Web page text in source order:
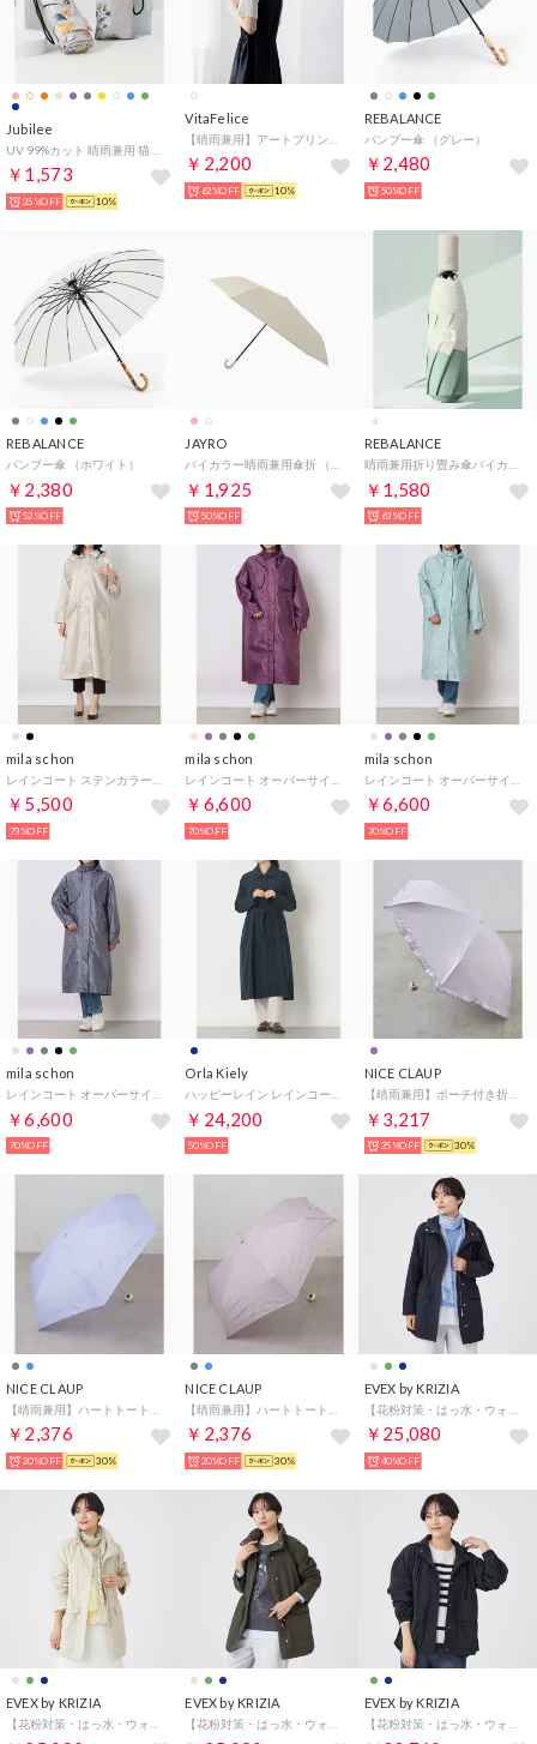
Jubilee
￥1,573
35%OFF 10%
VitaFelice
￥2,200
62%OFF 10%
REBALANCE
バンブー傘 （グレー）
￥2,480
50%OFF
REBALANCE
バンブー傘 （ホワイト）
￥2,380
52%OFF
JAYRO
￥1,925
50%OFF
REBALANCE
￥1,580
63%OFF
mila schon
￥5,500
73%OFF
mila schon
￥6,600
70%OFF
mila schon
￥6,600
70%OFF
mila schon
￥6,600
70%OFF
Orla Kiely
￥24,200
50%OFF
NICE CLAUP
【晴雨兼用】ポーチ付き折りたたみ傘 （PP）
￥3,217
25%OFF 30%
NICE CLAUP
￥2,376
20%OFF 30%
NICE CLAUP
￥2,376
20%OFF 30%
EVEX by KRIZIA
￥25,080
40%OFF
EVEX by KRIZIA EVEX by KRIZIA EVEX by KRIZIA